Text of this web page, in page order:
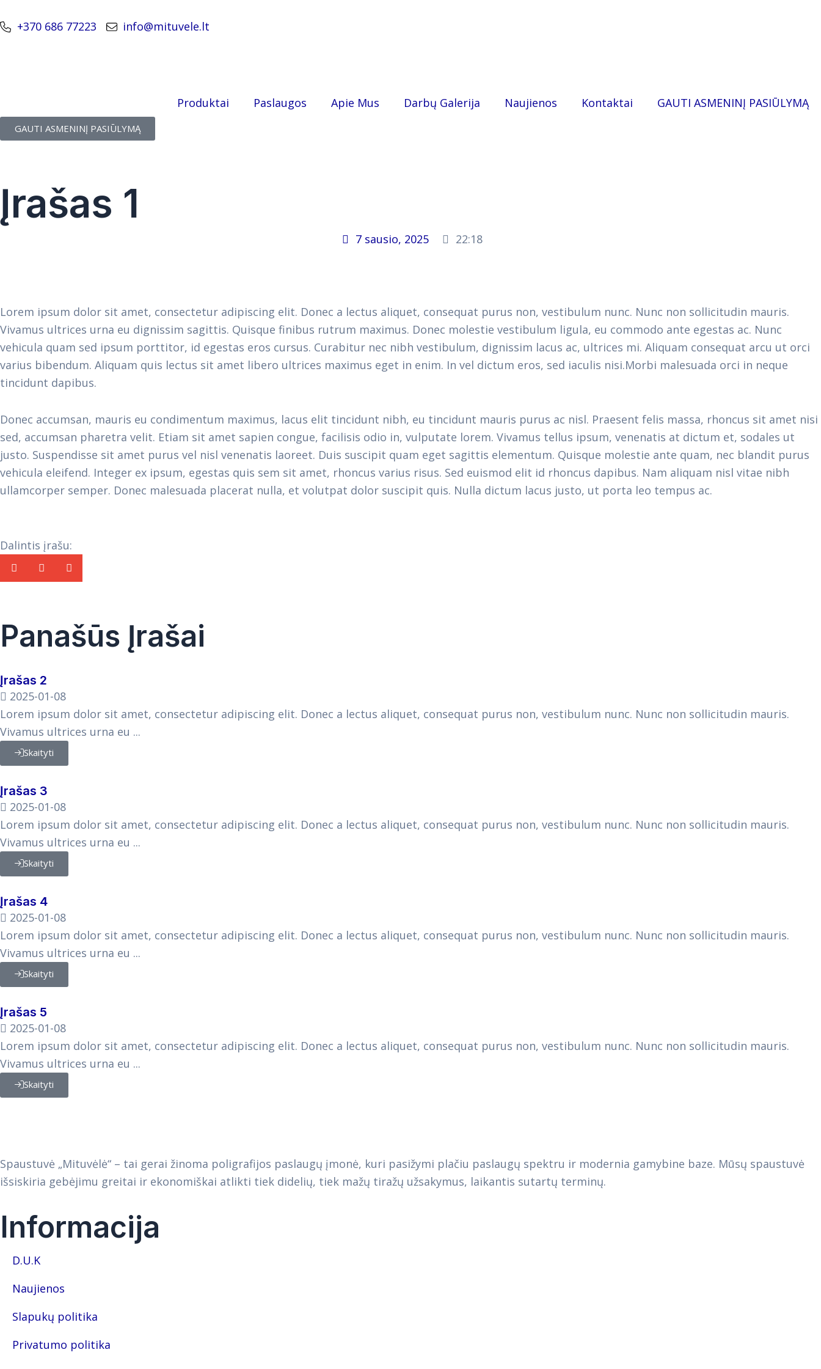
prie+370 686 77223 info@mituvele.lt
Produktai Paslaugos Apie Mus Darbų Galerija Naujienos Kontaktai GAUTI ASMENINĮ PASIŪLYMĄ
GAUTI ASMENINĮ PASIŪLYMĄ
Įrašas 1
7 sausio, 2025 22:18
Lorem ipsum dolor sit amet, consectetur adipiscing elit. Donec a lectus aliquet, consequat purus non, vestibulum nunc. Nunc non sollicitudin mauris.
Vivamus ultrices urna eu dignissim sagittis. Quisque finibus rutrum maximus. Donec molestie vestibulum ligula, eu commodo ante egestas ac. Nunc
vehicula quam sed ipsum porttitor, id egestas eros cursus. Curabitur nec nibh vestibulum, dignissim lacus ac, ultrices mi. Aliquam consequat arcu ut orci
varius bibendum. Aliquam quis lectus sit amet libero ultrices maximus eget in enim. In vel dictum eros, sed iaculis nisi.Morbi malesuada orci in neque
tincidunt dapibus.
Donec accumsan, mauris eu condimentum maximus, lacus elit tincidunt nibh, eu tincidunt mauris purus ac nisl. Praesent felis massa, rhoncus sit amet nisi
sed, accumsan pharetra velit. Etiam sit amet sapien congue, facilisis odio in, vulputate lorem. Vivamus tellus ipsum, venenatis at dictum et, sodales ut
justo. Suspendisse sit amet purus vel nisl venenatis laoreet. Duis suscipit quam eget sagittis elementum. Quisque molestie ante quam, nec blandit purus
vehicula eleifend. Integer ex ipsum, egestas quis sem sit amet, rhoncus varius risus. Sed euismod elit id rhoncus dapibus. Nam aliquam nisl vitae nibh
ullamcorper semper. Donec malesuada placerat nulla, et volutpat dolor suscipit quis. Nulla dictum lacus justo, ut porta leo tempus ac.
Dalintis įrašu:
Panašūs Įrašai
Įrašas 2
2025-01-08
Lorem ipsum dolor sit amet, consectetur adipiscing elit. Donec a lectus aliquet, consequat purus non, vestibulum nunc. Nunc non sollicitudin mauris.
Vivamus ultrices urna eu ...
Skaityti
Įrašas 3
2025-01-08
Lorem ipsum dolor sit amet, consectetur adipiscing elit. Donec a lectus aliquet, consequat purus non, vestibulum nunc. Nunc non sollicitudin mauris.
Vivamus ultrices urna eu ...
Skaityti
Įrašas 4
2025-01-08
Lorem ipsum dolor sit amet, consectetur adipiscing elit. Donec a lectus aliquet, consequat purus non, vestibulum nunc. Nunc non sollicitudin mauris.
Vivamus ultrices urna eu ...
Skaityti
Įrašas 5
2025-01-08
Lorem ipsum dolor sit amet, consectetur adipiscing elit. Donec a lectus aliquet, consequat purus non, vestibulum nunc. Nunc non sollicitudin mauris.
Vivamus ultrices urna eu ...
Skaityti
Spaustuvė „Mituvėlė“ – tai gerai žinoma poligrafijos paslaugų įmonė, kuri pasižymi plačiu paslaugų spektru ir modernia gamybine baze. Mūsų spaustuvė
išsiskiria gebėjimu greitai ir ekonomiškai atlikti tiek didelių, tiek mažų tiražų užsakymus, laikantis sutartų terminų.
Informacija
D.U.K
Naujienos
Slapukų politika
Privatumo politika